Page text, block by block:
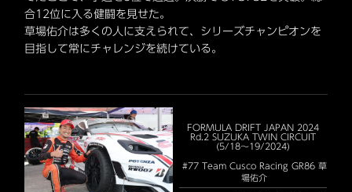
合12位に入る健闘を見せた。
草場佑介は多くの人に支えられて、シリーズチャンピオンを
目指して常にチャレンジを続けている。
FORMULA DRIFT JAPAN 2024
Rd.2 SUZUKA TWIN CIRCUIT
(5/18～19/2024)
#77 Team Cusco Racing GR86 草
場佑介